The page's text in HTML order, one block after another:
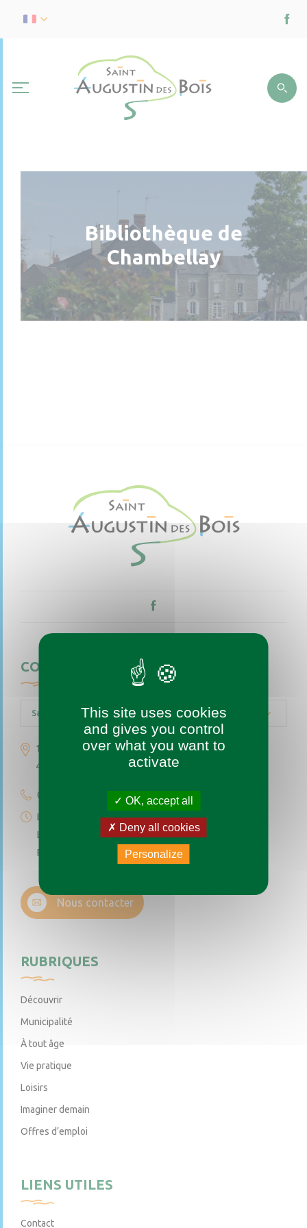
Bibliothèque de
Chambellay
CONTACTEZ-NOUS
Saint-Augustin-des-Bois
1 place de l’église
49170 Saint-Augustin-des-Bois
02 41 77 04 49
Lundi au vendredi de 9h à 12h
Le premier et troisième samedi du mois de 9h à 12h
Permanence téléphonique de 14h à 17h (sauf samedi)
Nous contacter
RUBRIQUES
Découvrir
Municipalité
À tout âge
Vie pratique
Loisirs
Imaginer demain
Offres d’emploi
LIENS UTILES
Contact
This site uses cookies
and gives you control
over what you want to
activate
OK, accept all
Deny all cookies
Personalize